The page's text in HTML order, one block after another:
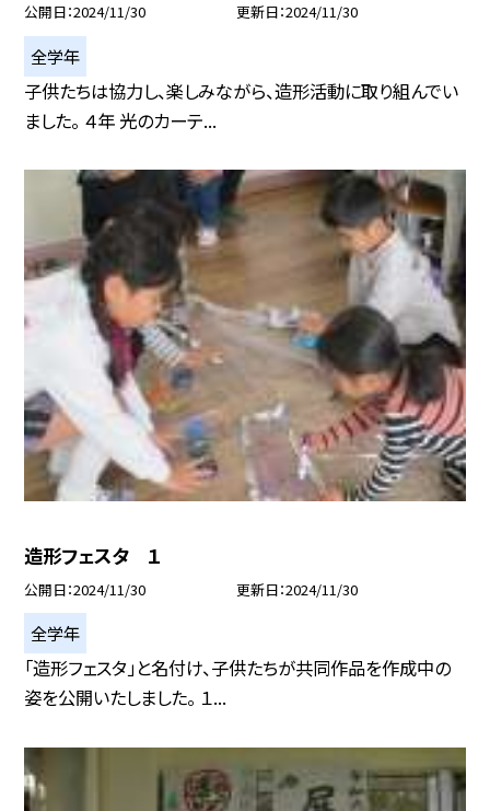
公開日 2024/11/30 更新日 2024/11/30
全学年
子供たちは協力し、楽しみながら、造形活動に取り組んでい
ました。 ４年 光のカーテ...
造形フェスタ １
公開日 2024/11/30 更新日 2024/11/30
全学年
「造形フェスタ」と名付け、子供たちが共同作品を作成中の
姿を公開いたしました。 １...